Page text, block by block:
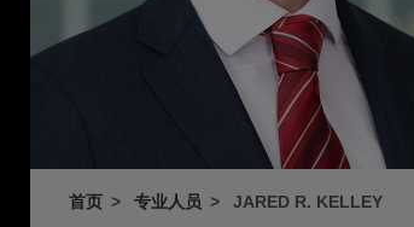
首页 专业人员 JARED R. KELLEY